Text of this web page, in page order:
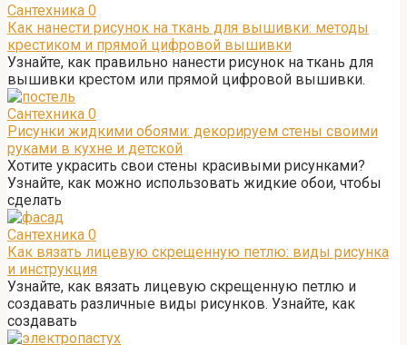
Сантехника 0
Как нанести рисунок на ткань для вышивки: методы
крестиком и прямой цифровой вышивки
Узнайте, как правильно нанести рисунок на ткань для
вышивки крестом или прямой цифровой вышивки.
Сантехника 0
Рисунки жидкими обоями: декорируем стены своими
руками в кухне и детской
Хотите украсить свои стены красивыми рисунками?
Узнайте, как можно использовать жидкие обои, чтобы
сделать
Сантехника 0
Как вязать лицевую скрещенную петлю: виды рисунка
и инструкция
Узнайте, как вязать лицевую скрещенную петлю и
создавать различные виды рисунков. Узнайте, как
создавать